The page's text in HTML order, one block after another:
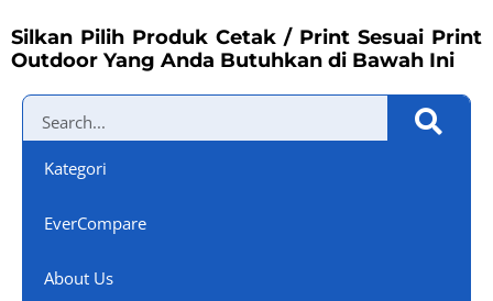
Silkan Pilih Produk Cetak / Print Sesuai Print
Outdoor Yang Anda Butuhkan di Bawah Ini
Kategori
EverCompare
About Us